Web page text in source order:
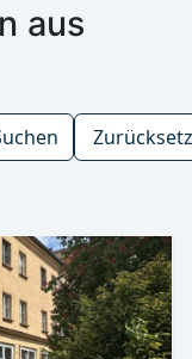
aus